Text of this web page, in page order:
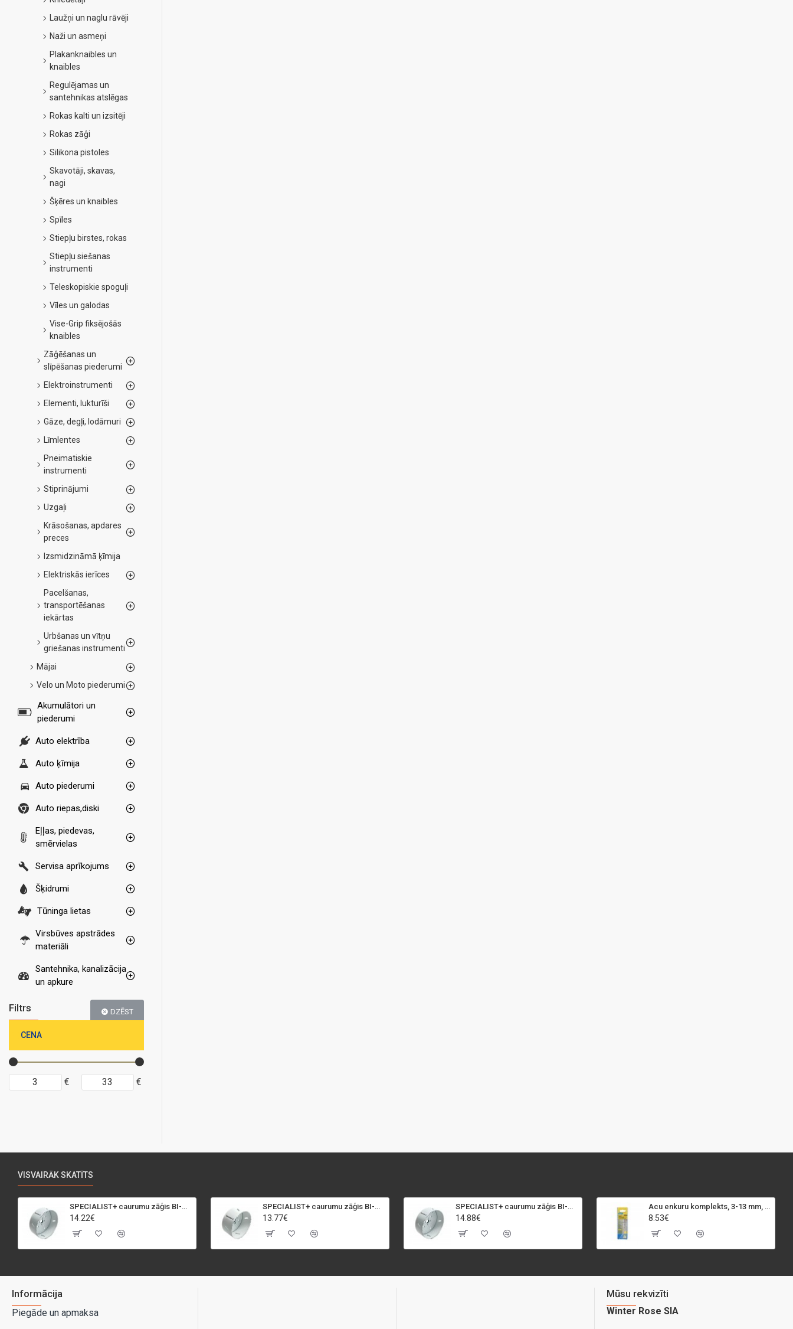
Laužņi un naglu rāvēji
Naži un asmeņi
Plakanknaibles un
knaibles
Regulējamas un
santehnikas atslēgas
Rokas kalti un izsitēji
Rokas zāģi
Silikona pistoles
Skavotāji, skavas,
nagi
Šķēres un knaibles
Spīles
Stiepļu birstes, rokas
Stiepļu siešanas
instrumenti
Teleskopiskie spoguļi
Vīles un galodas
Vise-Grip fiksējošās
knaibles
Zāģēšanas un
slīpēšanas piederumi
Elektroinstrumenti
Elementi, lukturīši
Gāze, degļi, lodāmuri
Līmlentes
Pneimatiskie
instrumenti
Stiprinājumi
Uzgaļi
Krāsošanas, apdares
preces
Izsmidzināmā ķīmija
Elektriskās ierīces
Pacelšanas,
transportēšanas
iekārtas
Urbšanas un vītņu
griešanas instrumenti
Mājai
Velo un Moto piederumi
Akumulātori un
piederumi
Auto elektrība
Auto ķīmija
Auto piederumi
Auto riepas,diski
Eļļas, piedevas,
smērvielas
Servisa aprīkojums
Šķidrumi
Tūninga lietas
Virsbūves apstrādes
materiāli
Santehnika, kanalizācija
un apkure
Filtrs DZĒST
CENA
€ €
VISVAIRĀK SKATĪTS
SPECIALIST+ caurumu zāģis BI-METAL, 95 mm
14.22€
SPECIALIST+ caurumu zāģis BI-METAL, 92 mm
13.77€
SPECIALIST+ caurumu zāģis BI-METAL, 98 mm
14.88€
Acu enkuru komplekts, 3-13 mm, Rapid, 12 gab.
8.53€
Informācija
Piegāde un apmaksa
Mūsu rekvizīti
Winter Rose SIA